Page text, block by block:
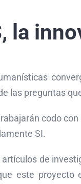
la
las preguntas
codo
SI.
de
este